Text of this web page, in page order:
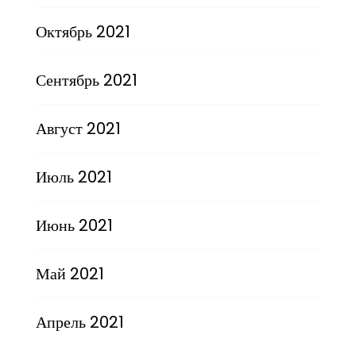
Октябрь 2021
Сентябрь 2021
Август 2021
Июль 2021
Июнь 2021
Май 2021
Апрель 2021